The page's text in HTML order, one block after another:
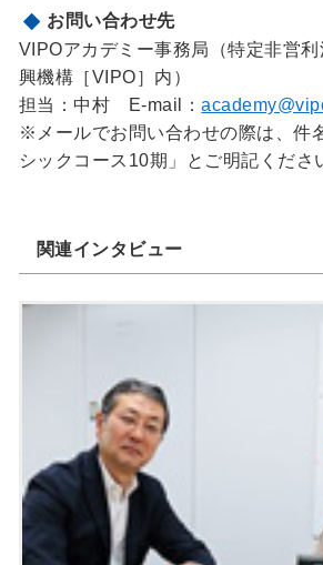
お問い合わせ先
VIPOアカデミー事務局（特定非営
興機構［VIPO］内）
担当：中村 E-mail：
※メールでお問い合わせの際は、件
シックコース10期」とご明記くださ
関連インタビュー